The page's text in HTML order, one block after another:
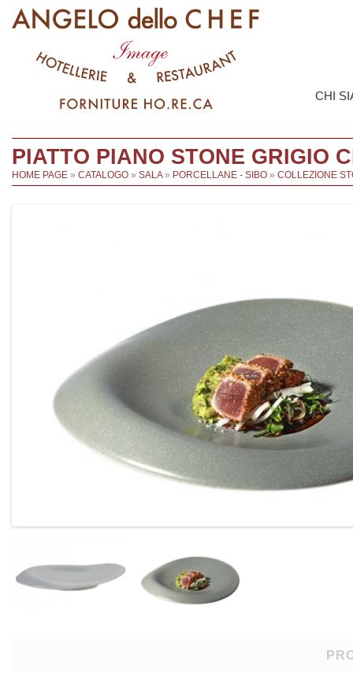
CHI
PIATTO PIANO STONE GRIGIO
HOME PAGE » CATALOGO » SALA» PORCELLANE - SIBO » COLLEZIONE